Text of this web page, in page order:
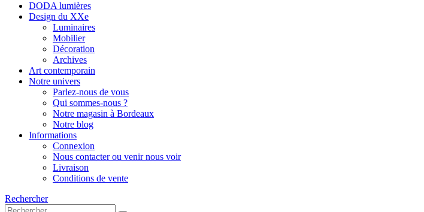
DODA lumières
Design du XXe
Luminaires
Mobilier
Décoration
Archives
Art contemporain
Notre univers
Parlez-nous de vous
Qui sommes-nous ?
Notre magasin à Bordeaux
Notre blog
Informations
Connexion
Nous contacter ou venir nous voir
Livraison
Conditions de vente
Rechercher